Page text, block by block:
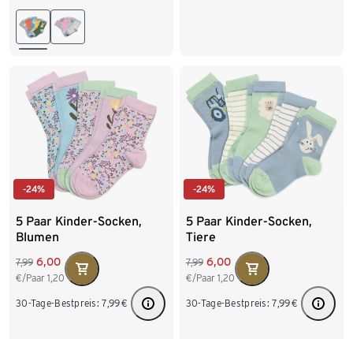
-24%
5 Paar Kinder-Socken,
Blumen
7,99 6,00
€/Paar 1,20
30-Tage-Bestpreis: 7,99€
-24%
5 Paar Kinder-Socken,
Tiere
7,99 6,00
€/Paar 1,20
30-Tage-Bestpreis: 7,99€